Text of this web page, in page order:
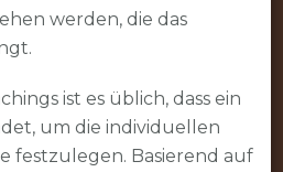
werden, die das
ist es üblich, dass ein
um die individuellen
festzulegen. Basierend auf